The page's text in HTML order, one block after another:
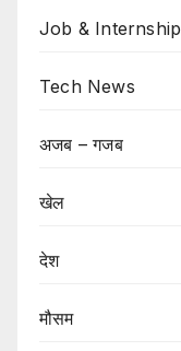
Job & Internship
Tech News
अजब – गजब
खेल
देश
मौसम